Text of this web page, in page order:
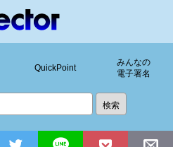
QuickPoint
みんなの
電子署名